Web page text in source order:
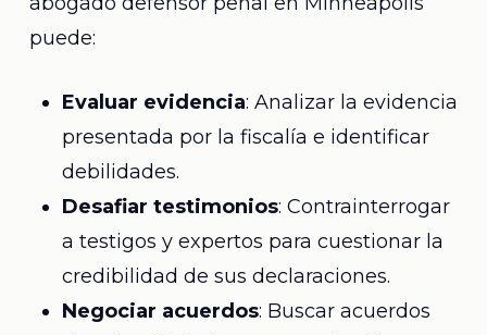
puede:
Evaluar evidencia: Analizar la evidencia
presentada por la fiscalía e identificar
debilidades.
Desafiar testimonios: Contrainterrogar
a testigos y expertos para cuestionar la
credibilidad de sus declaraciones.
Negociar acuerdos: Buscar acuerdos